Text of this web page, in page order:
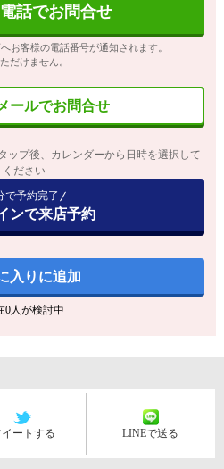
電話でお問合せ
お客様の電話番号が通知されます。
だけません。
ールでお問合せ
ップ後、カレンダーから日時を選択して
ください
で予約完了
ンで来店予約
入りに追加
0人が検討中
イートする LINEで送る